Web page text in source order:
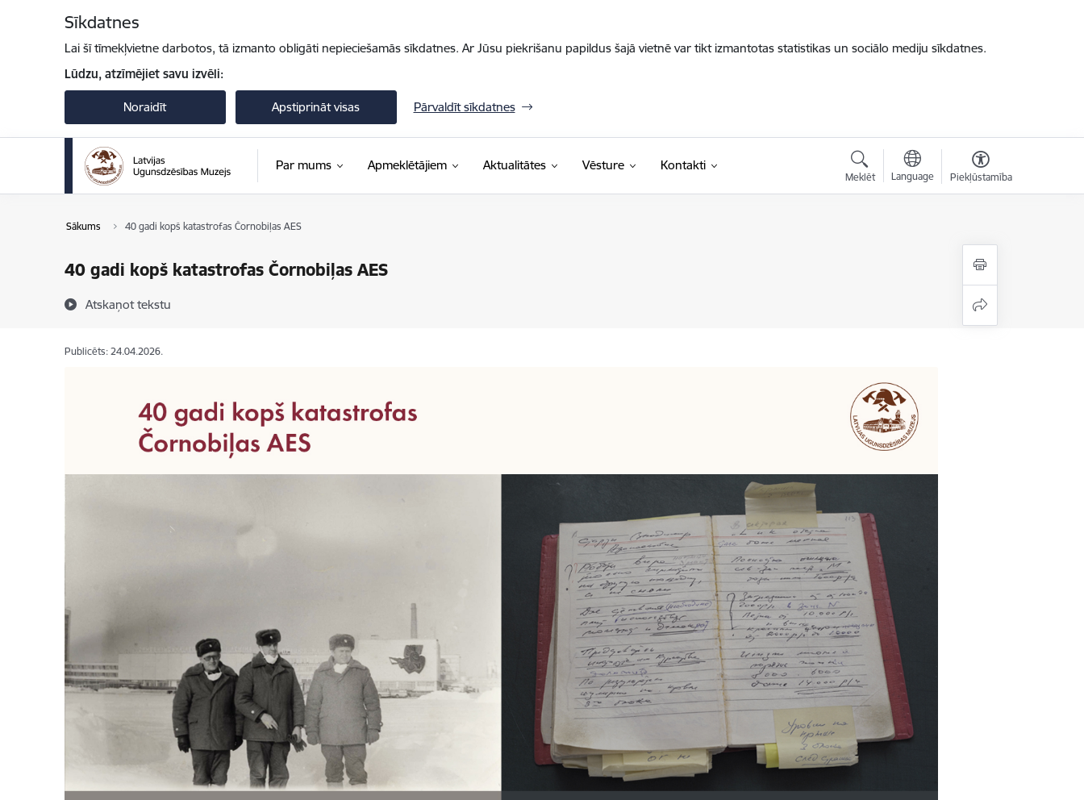
Sīkdatnes
Lai šī tīmekļvietne darbotos, tā izmanto obligāti nepieciešamās sīkdatnes. Ar Jūsu piekrišanu papildus šajā vietnē var tikt izmantotas statistikas un sociālo mediju sīkdatnes.
Lūdzu, atzīmējiet savu izvēli:
Noraidīt Apstiprināt visas Pārvaldīt sīkdatnes
Par mums Apmeklētājiem Aktualitātes Vēsture Kontakti
Meklēt Language Piekļūstamība
Sākums 40 gadi kopš katastrofas Čornobiļas AES
40 gadi kopš katastrofas Čornobiļas AES
Atskaņot tekstu
Publicēts: 24.04.2026.